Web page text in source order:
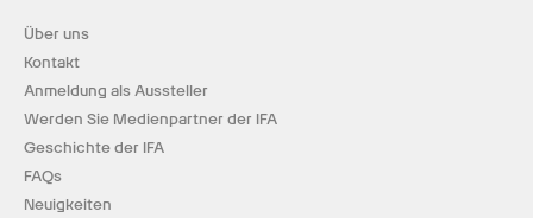
Über uns
Kontakt
Anmeldung als Aussteller
Werden Sie Medienpartner der IFA
Geschichte der IFA
FAQs
Neuigkeiten